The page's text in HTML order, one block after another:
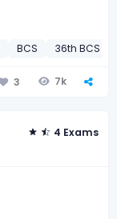
BCS 36th BCS
3 7k
4 Exams